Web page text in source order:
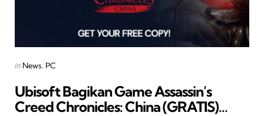
Categories
Posted
in News PC
Ubisoft Bagikan Game Assassin’s
Creed Chronicles: China (GRATIS)…